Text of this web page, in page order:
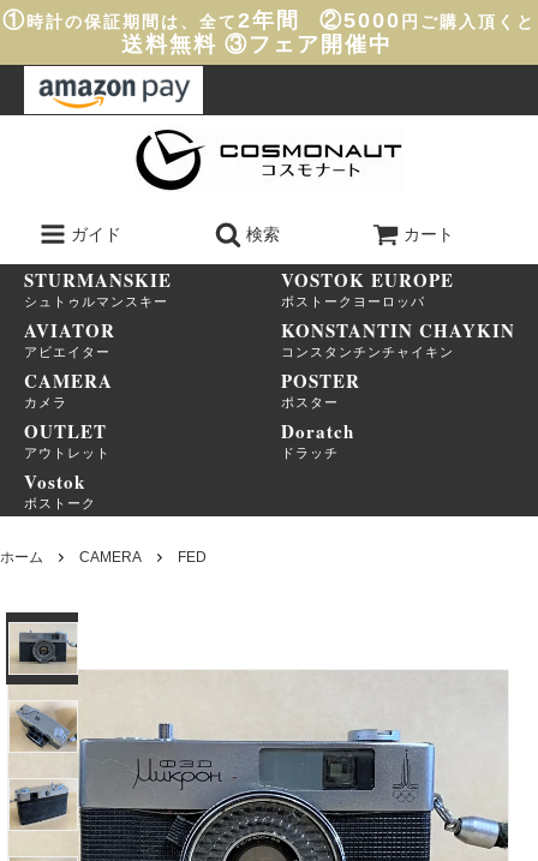
① 時計の保証期間は、全て2年間 ②5000 円ご購入頂くと
送料無料 ③フェア開催中
ガイド 検索 カート
STURMANSKIE
シュトゥルマンスキー
VOSTOK EUROPE
ボストークヨーロッパ
AVIATOR
アビエイター
KONSTANTIN CHAYKIN
コンスタンチンチャイキン
CAMERA
カメラ
POSTER
ポスター
OUTLET
アウトレット
Doratch
ドラッチ
Vostok
ボストーク
ホーム CAMERA FED